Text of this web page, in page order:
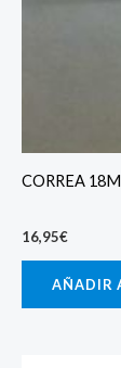
CORREA
16,95€
AÑADIR